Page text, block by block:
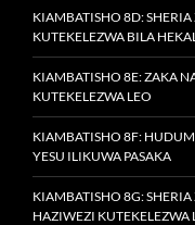
KIAMBATISHO 8D:
KUTEKELEZWA BILA
KIAMBATISHO 8E: ZAKA
KUTEKELEZWA LEO
KIAMBATISHO 8F:
YESU ILIKUWA PASAKA
KIAMBATISHO 8G:
HAZIWEZI KUTEKELEZWA